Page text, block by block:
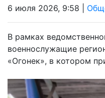
6 июля 2026, 9:58 |
В рамках
военнослужащие
«Огонек», в котором